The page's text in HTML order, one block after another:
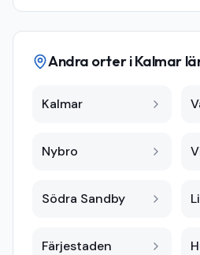
Andra orter iKalmar
Kalmar
Nybro
Södra Sandby
Färjestaden